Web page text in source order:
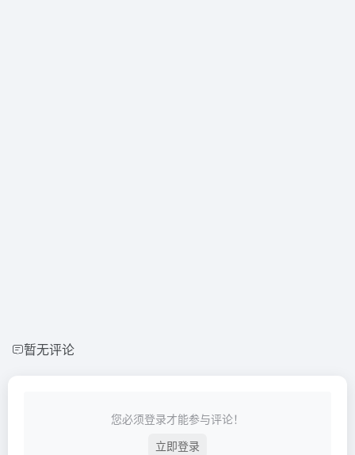
暂无评论
您必须登录才能参与评论！
立即登录